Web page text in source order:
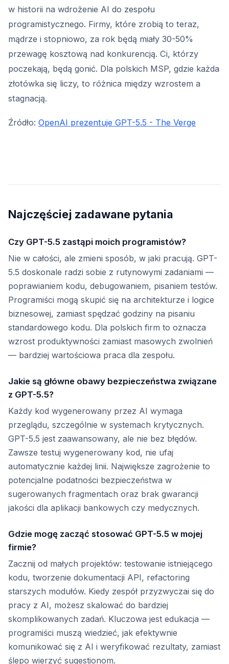
w historii na wdrożenie AI do zespołu
programistycznego. Firmy, które zrobią to teraz,
mądrze i stopniowo, za rok będą miały 30-50%
przewagę kosztową nad konkurencją. Ci, którzy
poczekają, będą gonić. Dla polskich MSP, gdzie każda
złotówka się liczy, to różnica między wzrostem a
stagnacją.
Źródło: OpenAI prezentuje GPT-5.5 - The Verge
Najczęściej zadawane pytania
Czy GPT-5.5 zastąpi moich programistów?
Nie w całości, ale zmieni sposób, w jaki pracują. GPT-
5.5 doskonale radzi sobie z rutynowymi zadaniami —
poprawianiem kodu, debugowaniem, pisaniem testów.
Programiści mogą skupić się na architekturze i logice
biznesowej, zamiast spędzać godziny na pisaniu
standardowego kodu. Dla polskich firm to oznacza
wzrost produktywności zamiast masowych zwolnień
— bardziej wartościowa praca dla zespołu.
Jakie są główne obawy bezpieczeństwa związane
z GPT-5.5?
Każdy kod wygenerowany przez AI wymaga
przeglądu, szczególnie w systemach krytycznych.
GPT-5.5 jest zaawansowany, ale nie bez błędów.
Zawsze testuj wygenerowany kod, nie ufaj
automatycznie każdej linii. Największe zagrożenie to
potencjalne podatności bezpieczeństwa w
sugerowanych fragmentach oraz brak gwarancji
jakości dla aplikacji bankowych czy medycznych.
Gdzie mogę zacząć stosować GPT-5.5 w mojej
firmie?
Zacznij od małych projektów: testowanie istniejącego
kodu, tworzenie dokumentacji API, refactoring
starszych modułów. Kiedy zespół przyzwyczai się do
pracy z AI, możesz skalować do bardziej
skomplikowanych zadań. Kluczowa jest edukacja —
programiści muszą wiedzieć, jak efektywnie
komunikować się z AI i weryfikować rezultaty, zamiast
ślepo wierzyć sugestionom.